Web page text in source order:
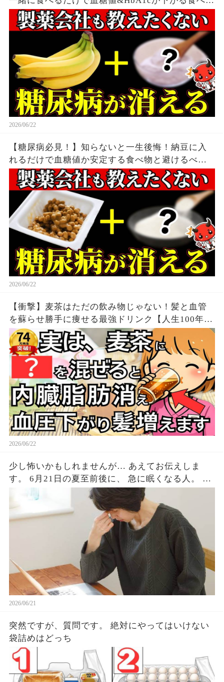
6選【糖尿病・高齢者・血糖値・HbA1c】
2026/06/22
【糖尿病必見！】知らないと一生後悔！納豆に入
れるだけで血糖値か安定する食べ物と避けるべき
食べ方【糖尿病・高齢者・血糖値】
2026/06/22
【衝撃】麦茶はただの飲み物じゃない！髪と血管
を蘇らせ勝手に痩せる最強ドリンク【人生100年時
代】知らないと損する健康雑学
2026/06/22
少し怖いかもしれませんが… あえてお伝えしま
す。 6月21日の夏至前後に、 急に眠くなる人。 な
ぜか体が重い人。 気持ちが不安定になる人。 実は
少なくないはずです。 最近ずっとだるい。寝ても
寝ても眠い。 理由はないのに気分が沈む。 これに
はちゃんとした理由があって、
2026/06/21
突然ですが、質問です。 絶対にやってはいけない
袋詰めはどっち